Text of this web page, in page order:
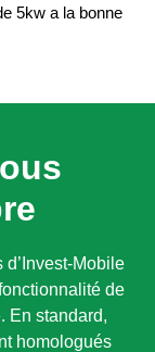
5kw a la bonne
Mobile
de
En standard,
homologués